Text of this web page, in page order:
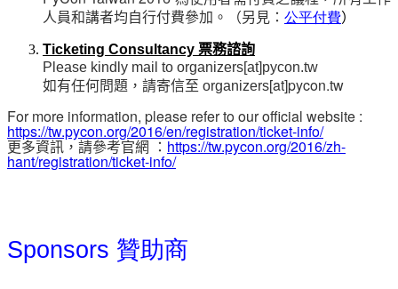
人員和講者均自行付費參加。（另見 ： 公平付費）
Ticketing Consultancy 票務諮詢
Please kindly mail to organizers[at]pycon.tw
如有任何問題，請寄信至 organizers[at]pycon.tw
For more information, please refer to our official website :
https://tw.pycon.org/2016/en/registration/ticket-info/
更多資訊，請參考官網 ： https://tw.pycon.org/2016/zh-
hant/registration/ticket-info/
Sponsors 贊助商